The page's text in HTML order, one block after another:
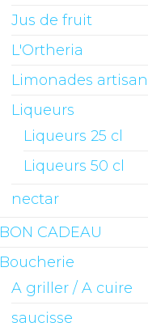
Jus de fruit
L'Ortheria
Limonades
Liqueurs
Liqueurs 25 cl
Liqueurs 50 cl
nectar
BON CADEAU
Boucherie
A griller / A cuire
saucisse